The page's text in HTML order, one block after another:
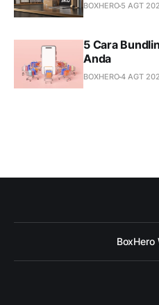
BOXHERO 5 AGT
5 Cara
Anda
BOXHERO4 AGT
BoxHero